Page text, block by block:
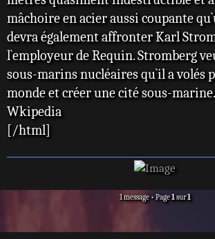
mâchoire en acier aussi coupante
devra également affronter Karl
l`employeur de Requin. Stromberg
sous-marins nucléaires qu`il a volés
monde et créer une cité sous-
Wkipedia
[/html]
1 message • Page1sur1